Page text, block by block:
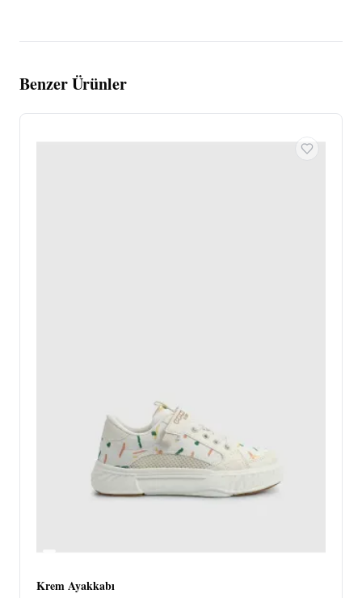
Benzer Ürünler
Krem Ayakkabı